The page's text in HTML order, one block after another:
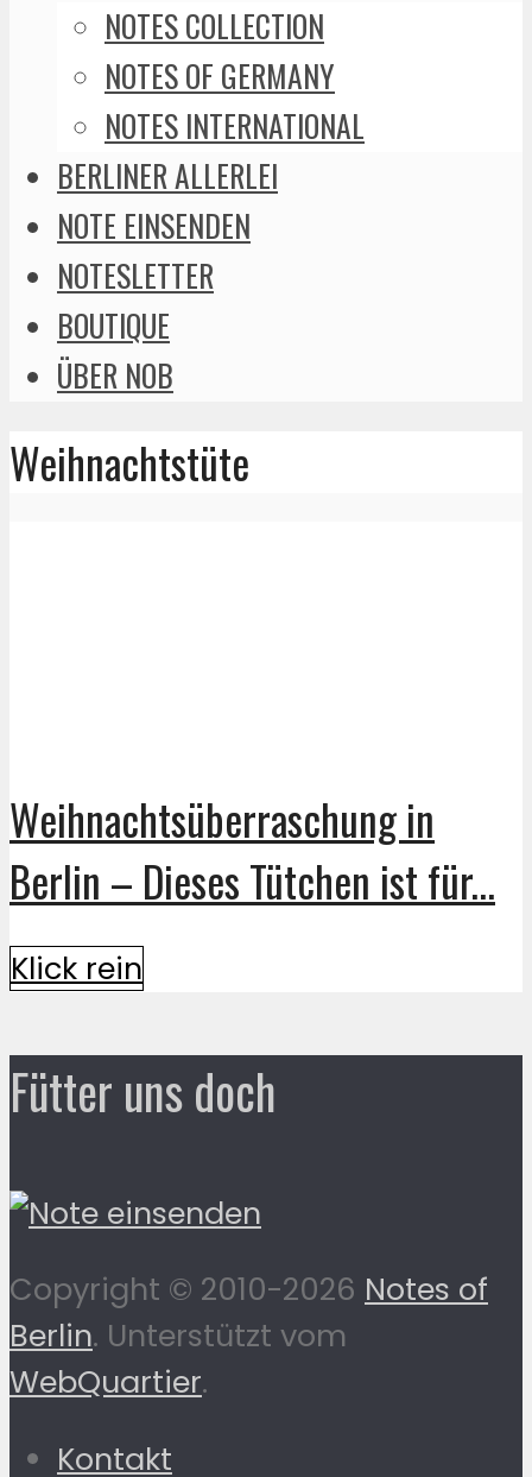
NOTES COLLECTION
NOTES OF GERMANY
NOTES INTERNATIONAL
BERLINER ALLERLEI
NOTE EINSENDEN
NOTESLETTER
BOUTIQUE
ÜBER NOB
Weihnachtstüte
Weihnachtsüberraschung in
Berlin – Dieses Tütchen ist für...
Klick rein
Fütter uns doch
Copyright © 2010-2026 Notes of
Berlin. Unterstützt vom
WebQuartier.
Kontakt